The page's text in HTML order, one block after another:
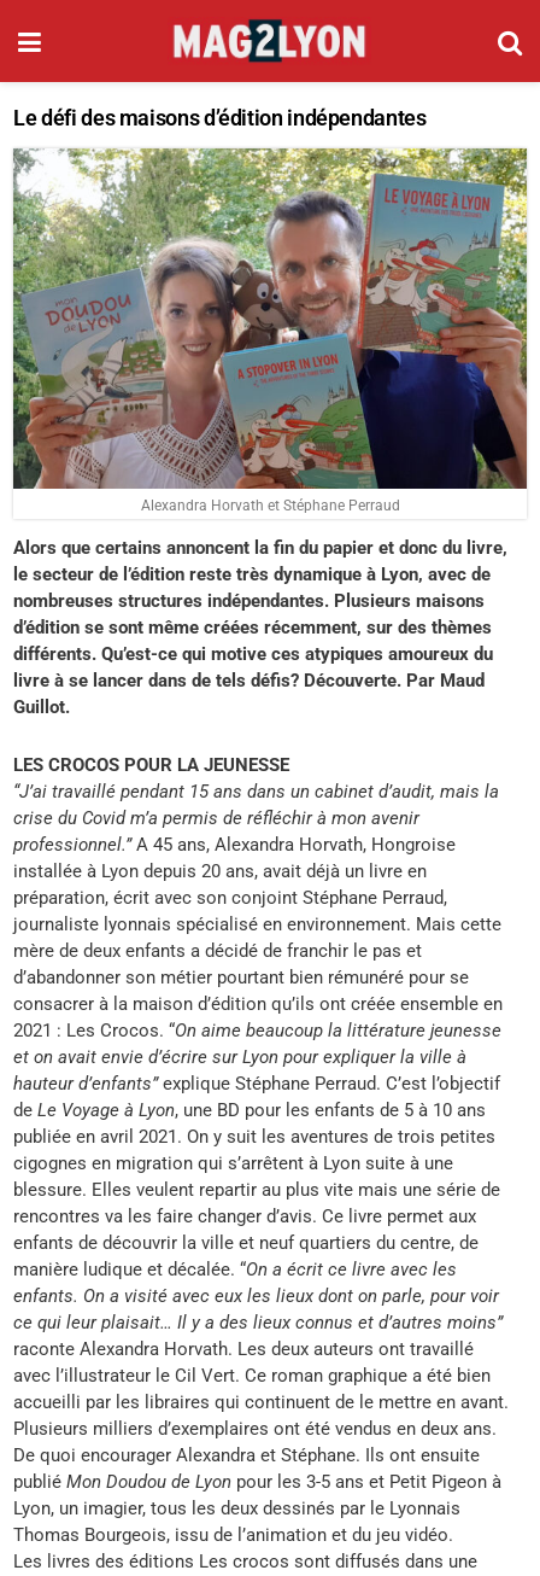
Le défi des maisons d’édition indépendantes
Alexandra Horvath et Stéphane Perraud
Alors que certains annoncent la fin du papier et donc du livre,
le secteur de l’édition reste très dynamique à Lyon, avec de
nombreuses structures indépendantes. Plusieurs maisons
d’édition se sont même créées récemment, sur des thèmes
différents. Qu’est-ce qui motive ces atypiques amoureux du
livre à se lancer dans de tels défis? Découverte. Par Maud
Guillot.
LES CROCOS POUR LA JEUNESSE
“J’ai travaillé pendant 15 ans dans un cabinet d’audit, mais la
crise du Covid m’a permis de réfléchir à mon avenir
professionnel.”A 45 ans, Alexandra Horvath, Hongroise
installée à Lyon depuis 20 ans, avait déjà un livre en
préparation, écrit avec son conjoint Stéphane Perraud,
journaliste lyonnais spécialisé en environnement. Mais cette
mère de deux enfants a décidé de franchir le pas et
d’abandonner son métier pourtant bien rémunéré pour se
consacrer à la maison d’édition qu’ils ont créée ensemble en
2021 : Les Crocos. “On aime beaucoup la littérature jeunesse
et on avait envie d’écrire sur Lyon pour expliquer la ville à
hauteur d’enfants”explique Stéphane Perraud. C’est l’objectif
deLe Voyage à Lyon, une BD pour les enfants de 5 à 10 ans
publiée en avril 2021. On y suit les aventures de trois petites
cigognes en migration qui s’arrêtent à Lyon suite à une
blessure. Elles veulent repartir au plus vite mais une série de
rencontres va les faire changer d’avis. Ce livre permet aux
enfants de découvrir la ville et neuf quartiers du centre, de
manière ludique et décalée. “On a écrit ce livre avec les
enfants. On a visité avec eux les lieux dont on parle, pour voir
ce qui leur plaisait… Il y a des lieux connus et d’autres moins”
raconte Alexandra Horvath. Les deux auteurs ont travaillé
avec l’illustrateur le Cil Vert. Ce roman graphique a été bien
accueilli par les libraires qui continuent de le mettre en avant.
Plusieurs milliers d’exemplaires ont été vendus en deux ans.
De quoi encourager Alexandra et Stéphane. Ils ont ensuite
publiéMon Doudou de Lyon pour les 3-5 ans et Petit Pigeon à
Lyon, un imagier, tous les deux dessinés par le Lyonnais
Thomas Bourgeois, issu de l’animation et du jeu vidéo.
Les livres des éditions Les crocos sont diffusés dans une